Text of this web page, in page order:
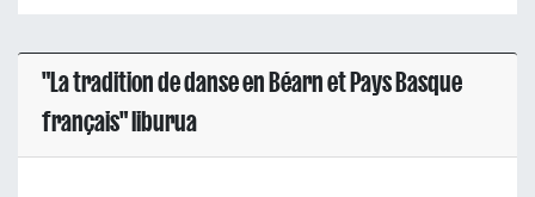
"La tradition de danse en Béarn et Pays Basque
français" liburua